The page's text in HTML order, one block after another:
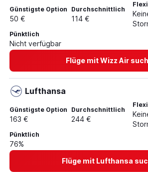
Günstigste Option
50 €
Durchschnittlich
114 €
Pünktlich
Nicht verfügbar
Flüge mit Wizz Air
Lufthansa
Günstigste Option
163 €
Durchschnittlich
244 €
Pünktlich
76%
Flüge mit Lufthansa